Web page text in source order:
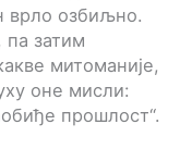
врло озбиљно.
па затим
митоманије,
оне мисли:
прошлост“.